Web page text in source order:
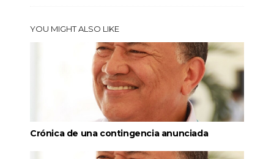
YOU MIGHT ALSO LIKE
Crónica de una contingencia anunciada